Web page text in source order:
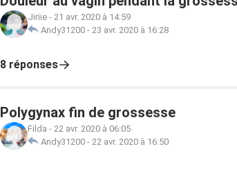
Jiriie - 21 avr. 2020 à 14:59
Andy31200 - 23 avr. 2020 à 16:28
8 réponses
Polygynax fin de grossesse
Filda - 22 avr. 2020 à 06:05
Andy31200 - 22 avr. 2020 à 16:50